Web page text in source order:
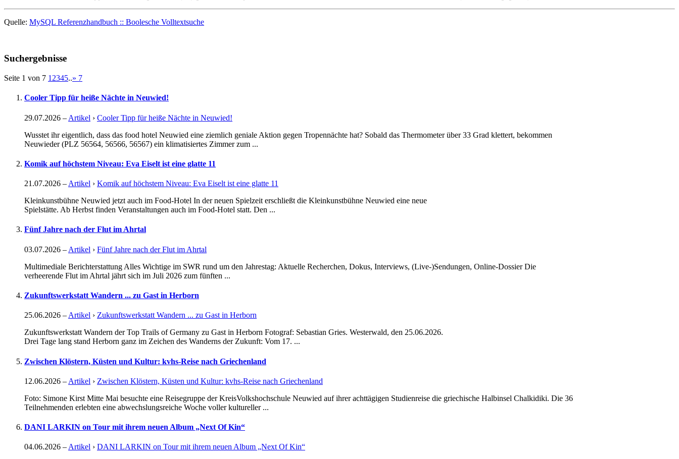
Quelle: MySQL Referenzhandbuch :: Boolesche Volltextsuche
Suchergebnisse
Seite 1 von 7 1 2345..» 7
Cooler Tipp für heiße Nächte in Neuwied!
29.07.2026 – Artikel › Cooler Tipp für heiße Nächte in Neuwied!
Wusstet ihr eigentlich, dass das food hotel Neuwied eine ziemlich geniale Aktion gegen Tropennächte hat? Sobald das Thermometer über 33 Grad klettert, bekommen
Neuwieder (PLZ 56564, 56566, 56567) ein klimatisiertes Zimmer zum ...
Komik auf höchstem Niveau: Eva Eiselt ist eine glatte 11
21.07.2026 – Artikel › Komik auf höchstem Niveau: Eva Eiselt ist eine glatte 11
Kleinkunstbühne Neuwied jetzt auch im Food-Hotel In der neuen Spielzeit erschließt die Kleinkunstbühne Neuwied eine neue
Spielstätte. Ab Herbst finden Veranstaltungen auch im Food-Hotel statt. Den ...
Fünf Jahre nach der Flut im Ahrtal
03.07.2026 – Artikel › Fünf Jahre nach der Flut im Ahrtal
Multimediale Berichterstattung Alles Wichtige im SWR rund um den Jahrestag: Aktuelle Recherchen, Dokus, Interviews, (Live-)Sendungen, Online-Dossier Die
verheerende Flut im Ahrtal jährt sich im Juli 2026 zum fünften ...
Zukunftswerkstatt Wandern ... zu Gast in Herborn
25.06.2026 – Artikel › Zukunftswerkstatt Wandern ... zu Gast in Herborn
Zukunftswerkstatt Wandern der Top Trails of Germany zu Gast in Herborn Fotograf: Sebastian Gries. Westerwald, den 25.06.2026.
Drei Tage lang stand Herborn ganz im Zeichen des Wanderns der Zukunft: Vom 17. ...
Zwischen Klöstern, Küsten und Kultur: kvhs-Reise nach Griechenland
12.06.2026 – Artikel › Zwischen Klöstern, Küsten und Kultur: kvhs-Reise nach Griechenland
Foto: Simone Kirst Mitte Mai besuchte eine Reisegruppe der KreisVolkshochschule Neuwied auf ihrer achttägigen Studienreise die griechische Halbinsel Chalkidiki. Die 36
Teilnehmenden erlebten eine abwechslungsreiche Woche voller kultureller ...
DANI LARKIN on Tour mit ihrem neuen Album „Next Of Kin“
04.06.2026 – Artikel › DANI LARKIN on Tour mit ihrem neuen Album „Next Of Kin“